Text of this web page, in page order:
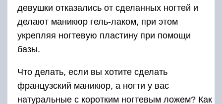
девушки отказались от сделанных ногтей и
делают маникюр гель-лаком, при этом
укрепляя ногтевую пластину при помощи
базы.
Что делать, если вы хотите сделать
французский маникюр, а ногти у вас
натуральные с коротким ногтевым ложем? Как